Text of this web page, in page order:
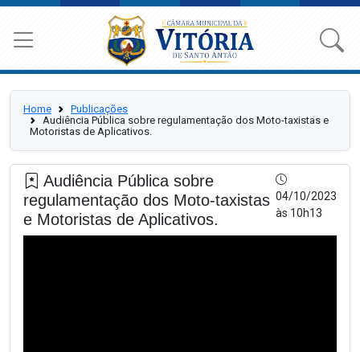
Home
Publicações
Audiência Pública sobre regulamentação dos Moto-taxistas e
Motoristas de Aplicativos.
Audiência Pública sobre
regulamentação dos Moto-taxistas
e Motoristas de Aplicativos.
04/10/2023
às 10h13